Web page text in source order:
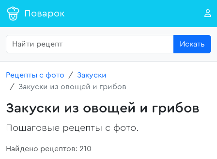
Поварок
Искать
Рецепты с фото
Закуски
Закуски из овощей и грибов
Закуски из овощей и грибов
Пошаговые рецепты с фото.
Найдено рецептов: 210